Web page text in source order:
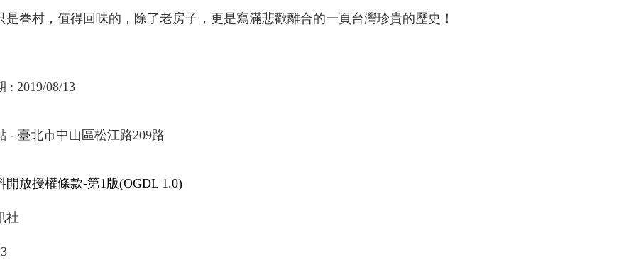
是眷村，值得回味的，除了老房子，更是寫滿悲歡離合的一頁台灣珍貴的歷史！
: 2019/08/13
- 臺北市中山區松江路209路
開放授權條款-第1版(OGDL 1.0)
社